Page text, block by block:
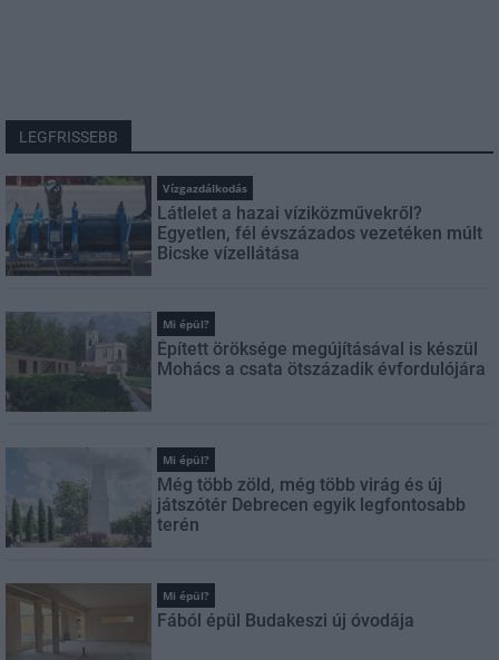
LEGFRISSEBB
Vízgazdálkodás
Látlelet a hazai víziközművekről?
Egyetlen, fél évszázados vezetéken múlt
Bicske vízellátása
Mi épül?
Épített öröksége megújításával is készül
Mohács a csata ötszázadik évfordulójára
Mi épül?
Még több zöld, még több virág és új
játszótér Debrecen egyik legfontosabb
terén
Mi épül?
Fából épül Budakeszi új óvodája